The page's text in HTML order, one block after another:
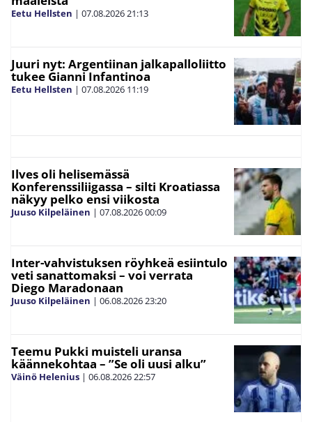
Eetu Hellsten | 07.08.202621:13
Juuri nyt: Argentiinan jalkapalloliitto
tukee Gianni Infantinoa
Eetu Hellsten | 07.08.2026 11:19
Ilves oli helisemässä
Konferenssiliigassa – silti Kroatiassa
näkyy pelko ensi viikosta
Juuso Kilpeläinen | 07.08.202600:09
Inter-vahvistuksen röyhkeä esiintulo
veti sanattomaksi – voi verrata
Diego Maradonaan
Juuso Kilpeläinen | 06.08.202623:20
Teemu Pukki muisteli uransa
käännekohtaa – ”Se oli uusi alku”
Väinö Helenius | 06.08.202622:57